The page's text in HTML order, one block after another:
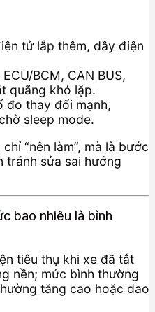
tử lắp thêm, dây điện
BCM, CAN BUS,
quãng khó lặp.
đo thay đổi mạnh,
sleep mode.
“nên làm”, mà là bước
tránh sửa sai hướng
bao nhiêu là bình
tiêu thụ khi xe đã tắt
nền; mức bình thường
tăng cao hoặc dao